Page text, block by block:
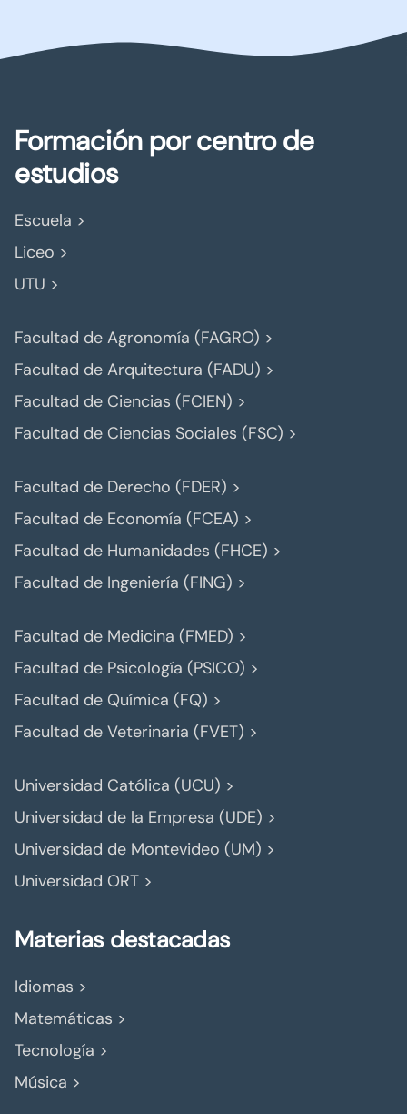
Formación por centro de
estudios
Escuela >
Liceo >
UTU >
Facultad de Agronomía (FAGRO) >
Facultad de Arquitectura (FADU) >
Facultad de Ciencias (FCIEN) >
Facultad de Ciencias Sociales (FSC) >
Facultad de Derecho (FDER) >
Facultad de Economía (FCEA) >
Facultad de Humanidades (FHCE) >
Facultad de Ingeniería (FING) >
Facultad de Medicina (FMED) >
Facultad de Psicología (PSICO) >
Facultad de Química (FQ) >
Facultad de Veterinaria (FVET) >
Universidad Católica (UCU) >
Universidad de la Empresa (UDE) >
Universidad de Montevideo (UM) >
Universidad ORT >
Materias destacadas
Idiomas >
Matemáticas >
Tecnología >
Música >